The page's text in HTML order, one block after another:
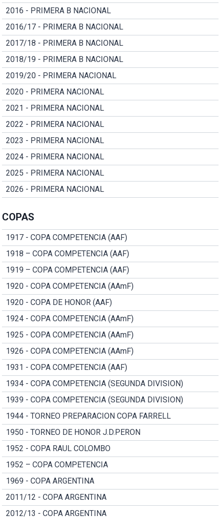
2016 - PRIMERA B NACIONAL
2016/17 - PRIMERA B NACIONAL
2017/18 - PRIMERA B NACIONAL
2018/19 - PRIMERA B NACIONAL
2019/20 - PRIMERA NACIONAL
2020 - PRIMERA NACIONAL
2021 - PRIMERA NACIONAL
2022 - PRIMERA NACIONAL
2023 - PRIMERA NACIONAL
2024 - PRIMERA NACIONAL
2025 - PRIMERA NACIONAL
2026 - PRIMERA NACIONAL
COPAS
1917 - COPA COMPETENCIA (AAF)
1918 – COPA COMPETENCIA (AAF)
1919 – COPA COMPETENCIA (AAF)
1920 - COPA COMPETENCIA (AAmF)
1920 - COPA DE HONOR (AAF)
1924 - COPA COMPETENCIA (AAmF)
1925 - COPA COMPETENCIA (AAmF)
1926 - COPA COMPETENCIA (AAmF)
1931 - COPA COMPETENCIA (AAF)
1934 - COPA COMPETENCIA (SEGUNDA DIVISION)
1939 - COPA COMPETENCIA (SEGUNDA DIVISION)
1944 - TORNEO PREPARACION COPA FARRELL
1950 - TORNEO DE HONOR J.D.PERON
1952 - COPA RAUL COLOMBO
1952 – COPA COMPETENCIA
1969 - COPA ARGENTINA
2011/12 - COPA ARGENTINA
2012/13 - COPA ARGENTINA